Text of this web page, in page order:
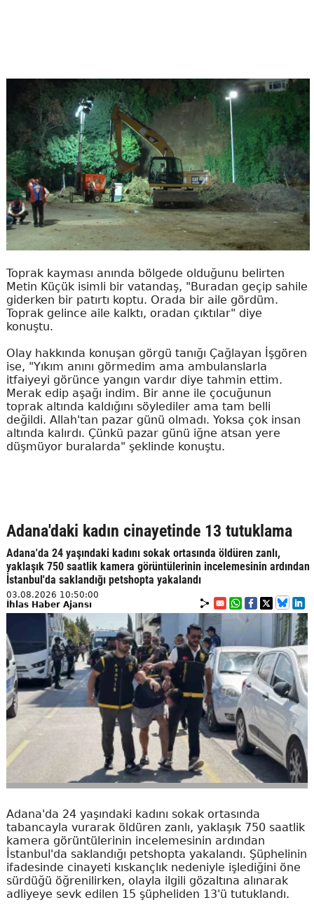
Toprak kayması anında bölgede olduğunu belirten
Metin Küçük isimli bir vatandaş, "Buradan geçip sahile
giderken bir patırtı koptu. Orada bir aile gördüm.
Toprak gelince aile kalktı, oradan çıktılar" diye
konuştu.
Olay hakkında konuşan görgü tanığı Çağlayan İşgören
ise, "Yıkım anını görmedim ama ambulanslarla
itfaiyeyi görünce yangın vardır diye tahmin ettim.
Merak edip aşağı indim. Bir anne ile çocuğunun
toprak altında kaldığını söylediler ama tam belli
değildi. Allah'tan pazar günü olmadı. Yoksa çok insan
altında kalırdı. Çünkü pazar günü iğne atsan yere
düşmüyor buralarda" şeklinde konuştu.
Adana'daki kadın cinayetinde 13 tutuklama
Adana'da 24 yaşındaki kadını sokak ortasında öldüren zanlı,
yaklaşık 750 saatlik kamera görüntülerinin incelemesinin ardından
İstanbul'da saklandığı petshopta yakalandı
03.08.2026 10:50:00
İhlas Haber Ajansı
Adana'da 24 yaşındaki kadını sokak ortasında
tabancayla vurarak öldüren zanlı, yaklaşık 750 saatlik
kamera görüntülerinin incelemesinin ardından
İstanbul'da saklandığı petshopta yakalandı. Şüphelinin
ifadesinde cinayeti kıskançlık nedeniyle işlediğini öne
sürdüğü öğrenilirken, olayla ilgili gözaltına alınarak
adliyeye sevk edilen 15 şüpheliden 13'ü tutuklandı.